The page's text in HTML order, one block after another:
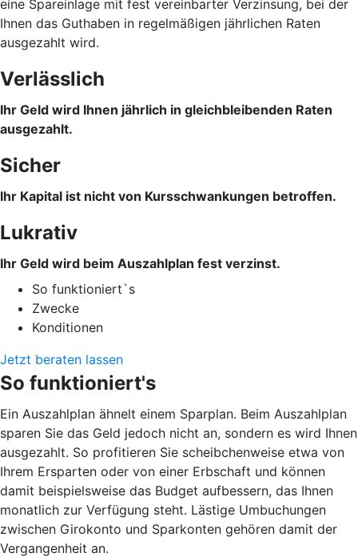
eine Spareinlage mit fest vereinbarter Verzinsung, bei der
Ihnen das Guthaben in regelmäßigen jährlichen Raten
ausgezahlt wird.
Verlässlich
Ihr Geld wird Ihnen jährlich in gleichbleibenden Raten
ausgezahlt.
Sicher
Ihr Kapital ist nicht von Kursschwankungen betroffen.
Lukrativ
Ihr Geld wird beim Auszahlplan fest verzinst.
So funktioniert`s
Zwecke
Konditionen
Jetzt beraten lassen
So funktioniert's
Ein Auszahlplan ähnelt einem Sparplan. Beim Auszahlplan
sparen Sie das Geld jedoch nicht an, sondern es wird Ihnen
ausgezahlt. So profitieren Sie scheibchenweise etwa von
Ihrem Ersparten oder von einer Erbschaft und können
damit beispielsweise das Budget aufbessern, das Ihnen
monatlich zur Verfügung steht. Lästige Umbuchungen
zwischen Girokonto und Sparkonten gehören damit der
Vergangenheit an.